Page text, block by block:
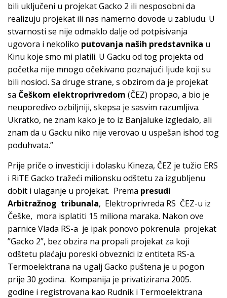
bili uključeni u projekat Gacko 2 ili nesposobni da
realizuju projekat ili nas namerno dovode u zabludu. U
stvarnosti se nije odmaklo dalje od potpisivanja
ugovora i nekoliko putovanja naših predstavnika u
Kinu koje smo mi platili. U Gacku od tog projekta od
početka nije mnogo očekivano poznajući ljude koji su
bili nosioci. Sa druge strane, s obzirom da je projekat
sa Češkom elektroprivredom (ČEZ) propao, a bio je
neuporedivo ozbiljniji, skepsa je sasvim razumljiva.
Ukratko, ne znam kako je to iz Banjaluke izgledalo, ali
znam da u Gacku niko nije verovao u uspešan ishod tog
poduhvata.”
Prije priče o investiciji i dolasku Kineza, ČEZ je tužio ERS
i RiTE Gacko tražeći milionsku odštetu za izgubljenu
dobit i ulaganje u projekat. Prema presudi
Arbitražnog tribunala, Elektroprivreda RS ČEZ-u iz
Češke, mora isplatiti 15 miliona maraka. Nakon ove
parnice Vlada RS-a je ipak ponovo pokrenula projekat
”Gacko 2”, bez obzira na propali projekat za koji
odštetu plaćaju poreski obveznici iz entiteta RS-a.
Termoelektrana na ugalj Gacko puštena je u pogon
prije 30 godina. Kompanija je privatizirana 2005.
godine i registrovana kao Rudnik i Termoelektrana